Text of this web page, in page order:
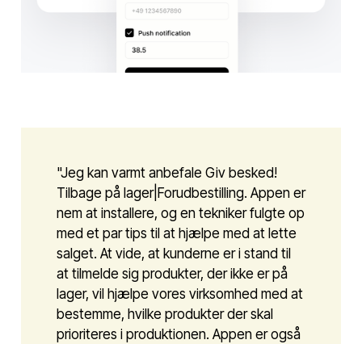
"Jeg kan varmt anbefale Giv besked!
Tilbage på lager|Forudbestilling. Appen er
nem at installere, og en tekniker fulgte op
med et par tips til at hjælpe med at lette
salget. At vide, at kunderne er i stand til
at tilmelde sig produkter, der ikke er på
lager, vil hjælpe vores virksomhed med at
bestemme, hvilke produkter der skal
prioriteres i produktionen. Appen er også